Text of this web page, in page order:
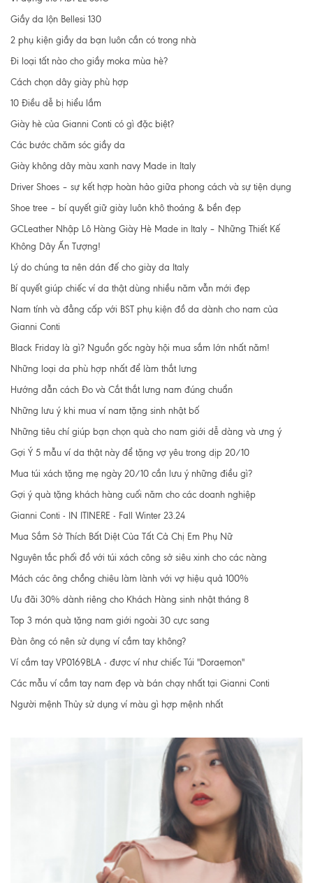
Giầy da lộn Bellesi 130
2 phụ kiện giầy da bạn luôn cần có trong nhà
Đi loại tất nào cho giầy moka mùa hè?
Cách chọn dây giày phù hợp
10 Điều dễ bị hiểu lầm
Giày hè của Gianni Conti có gì đặc biệt?
Các bước chăm sóc giầy da
Giày không dây màu xanh navy Made in Italy
Driver Shoes – sự kết hợp hoàn hảo giữa phong cách và sự tiện dụng
Shoe tree – bí quyết giữ giày luôn khô thoáng & bền đẹp
GCLeather Nhập Lô Hàng Giày Hè Made in Italy – Những Thiết Kế
Không Dây Ấn Tượng!
Lý do chúng ta nên dán đế cho giày da Italy
Bí quyết giúp chiếc ví da thật dùng nhiều năm vẫn mới đẹp
Nam tính và đẳng cấp với BST phụ kiện đồ da dành cho nam của
Gianni Conti
Black Friday là gì? Nguồn gốc ngày hội mua sắm lớn nhất năm!
Những loại da phù hợp nhất để làm thắt lưng
Hướng dẫn cách Đo và Cắt thắt lưng nam đúng chuẩn
Những lưu ý khi mua ví nam tặng sinh nhật bố
Những tiêu chí giúp bạn chọn quà cho nam giới dễ dàng và ưng ý
Gợi Ý 5 mẫu ví da thật này để tặng vợ yêu trong dịp 20/10
Mua túi xách tặng mẹ ngày 20/10 cần lưu ý những điều gì?
Gợi ý quà tặng khách hàng cuối năm cho các doanh nghiệp
Gianni Conti - IN ITINERE - Fall Winter 23.24
Mua Sắm Sở Thích Bất Diệt Của Tất Cả Chị Em Phụ Nữ
Nguyên tắc phối đồ với túi xách công sở siêu xinh cho các nàng
Mách các ông chồng chiêu làm lành với vợ hiệu quả 100%
Ưu đãi 30% dành riêng cho Khách Hàng sinh nhật tháng 8
Top 3 món quà tặng nam giới ngoài 30 cực sang
Đàn ông có nên sử dụng ví cầm tay không?
Ví cầm tay VP0169BLA - được ví như chiếc Túi "Doraemon"
Các mẫu ví cầm tay nam đẹp và bán chạy nhất tại Gianni Conti
Người mệnh Thủy sử dụng ví màu gì hợp mệnh nhất